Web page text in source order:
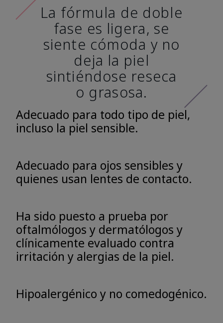
La fórmula de doble
fase es ligera, se
siente cómoda y no
deja la piel
sintiéndose reseca
o grasosa.
Adecuado para todo tipo de piel,
incluso la piel sensible.
Adecuado para ojos sensibles y
quienes usan lentes de contacto.
Ha sido puesto a prueba por
oftalmólogos y dermatólogos y
clínicamente evaluado contra
irritación y alergias de la piel.
Hipoalergénico y no comedogénico.